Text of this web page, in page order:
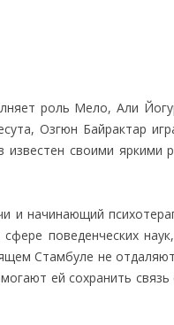
роль Мело, Али
Озгюн Байрактар
своими яркими
и начинающий
поведенческих
Стамбуле не
ей сохранить